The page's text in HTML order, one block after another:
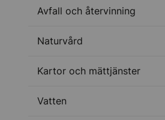
Avfall och återvinning
Naturvård
Kartor och mättjänster
Vatten